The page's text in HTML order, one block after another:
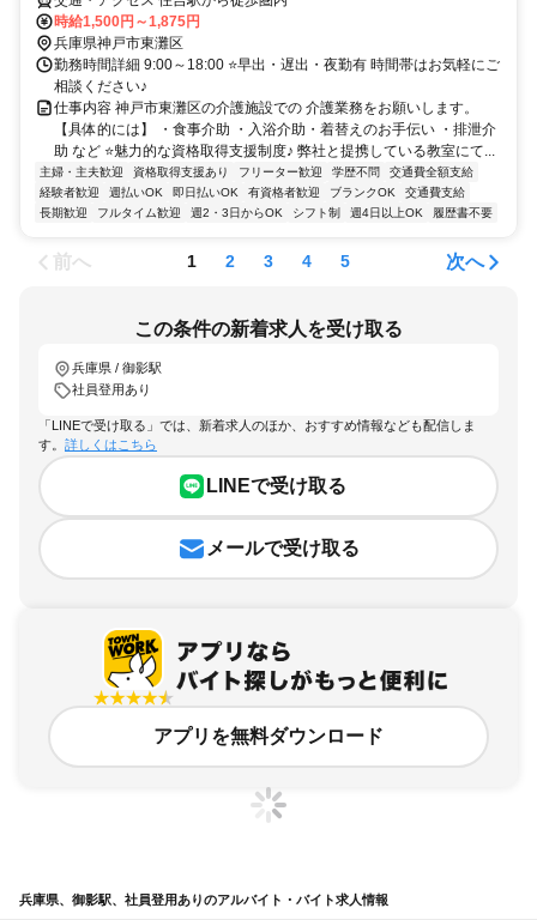
時給1,500円～1,875円
兵庫県神戸市東灘区
勤務時間詳細 9:00～18:00 ⭐早出・遅出・夜勤有 時間帯はお気軽にご
相談ください♪
仕事内容 神戸市東灘区の介護施設での 介護業務をお願いします。
【具体的には】 ・食事介助 ・入浴介助・着替えのお手伝い ・排泄介
助 など ⭐魅力的な資格取得支援制度♪ 弊社と提携している教室にて...
主婦・主夫歓迎 資格取得支援あり フリーター歓迎 学歴不問
交通費全額支給
経験者歓迎
週払いOK 即日払いOK 有資格者歓迎 ブランクOK
交通費支給
長期歓迎
フルタイム歓迎 週2・3日からOK シフト制 週4日以上OK 履歴書不要
前へ 1 2 3 4 5 次へ
この条件の新着求人を受け取る
兵庫県 / 御影駅
社員登用あり
「LINEで受け取る」では、新着求人のほか、おすすめ情報なども配信しま
す。 詳しくはこちら
LINEで受け取る
メールで受け取る
アプリを無料ダウンロード
兵庫県、御影駅、社員登用ありのアルバイト・バイト求人情報